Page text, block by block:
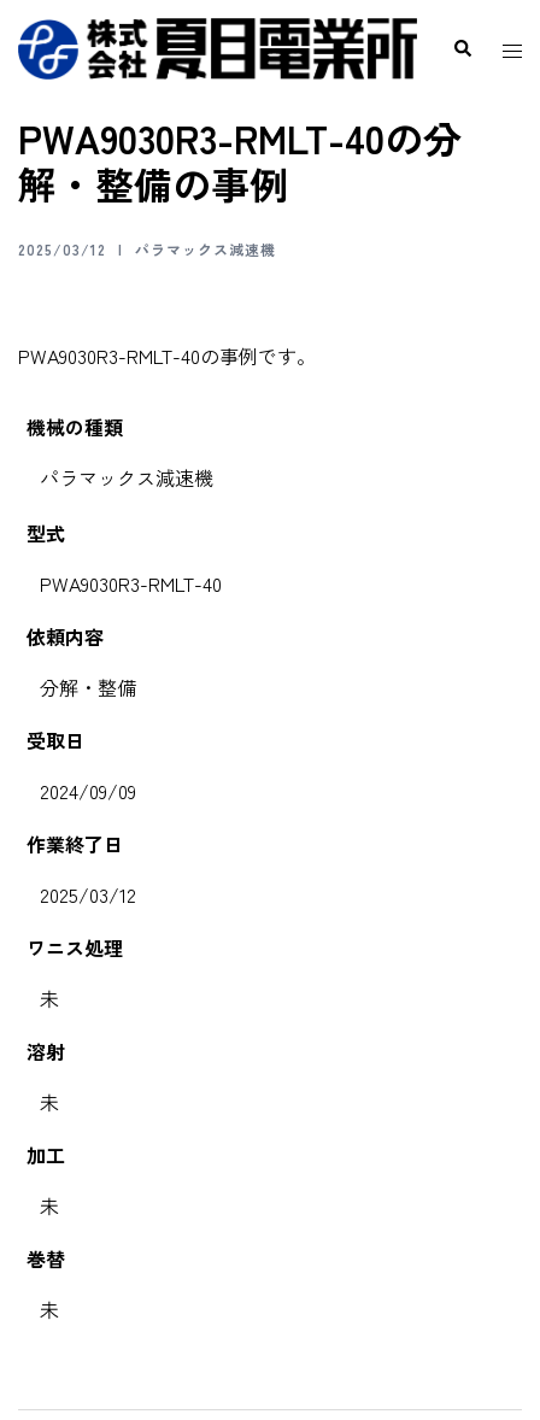
PWA9030R3-RMLT-40の分
解・整備の事例
2025/03/12 パラマックス減速機
PWA9030R3-RMLT-40の事例です。
機械の種類
パラマックス減速機
型式
PWA9030R3-RMLT-40
依頼内容
分解・整備
受取日
2024/09/09
作業終了日
2025/03/12
ワニス処理
未
溶射
未
加工
未
巻替
未